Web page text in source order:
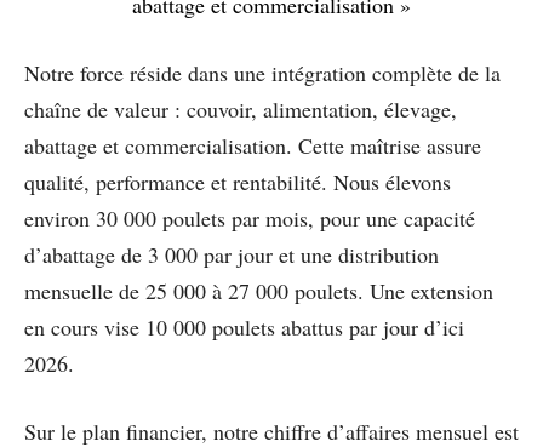
Notre force réside dans une intégration complète de la
chaîne de valeur : couvoir, alimentation, élevage,
abattage et commercialisation. Cette maîtrise assure
qualité, performance et rentabilité. Nous élevons
environ 30 000 poulets par mois, pour une capacité
d’abattage de 3 000 par jour et une distribution
mensuelle de 25 000 à 27 000 poulets. Une extension
en cours vise 10 000 poulets abattus par jour d’ici
2026.
Sur le plan financier, notre chiffre d’affaires mensuel est